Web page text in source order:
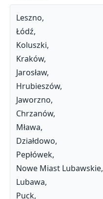
Leszno,
Łódź,
Koluszki,
Kraków,
Jarosław,
Hrubieszów,
Jaworzno,
Chrzanów,
Mława,
Działdowo,
Pepłówek,
Nowe Miast Lubawskie,
Lubawa,
Puck,